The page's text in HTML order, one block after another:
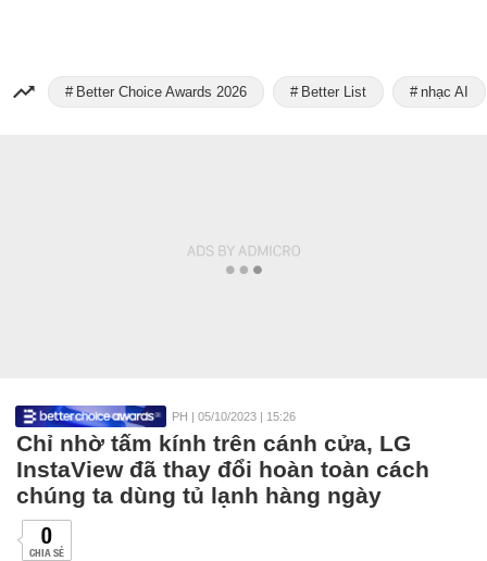
Better Choice Awards 2026 Better List nhạc AI
PH | 05/10/2023 | 15:26
Chỉ nhờ tấm kính trên cánh cửa, LG
InstaView đã thay đổi hoàn toàn cách
chúng ta dùng tủ lạnh hàng ngày
0
CHIA SẺ